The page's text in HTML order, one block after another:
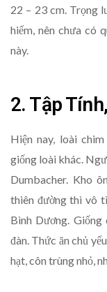
22 – 23 cm. Trọng
hiếm, nên chưa có
này.
2. Tập
Hiện nay, loài
giống loài khác.
Dumbacher. Kho
thiên đường thì vô
Bình Dương.
đàn. Thức ăn chủ
hạt, côn trùng nhỏ,